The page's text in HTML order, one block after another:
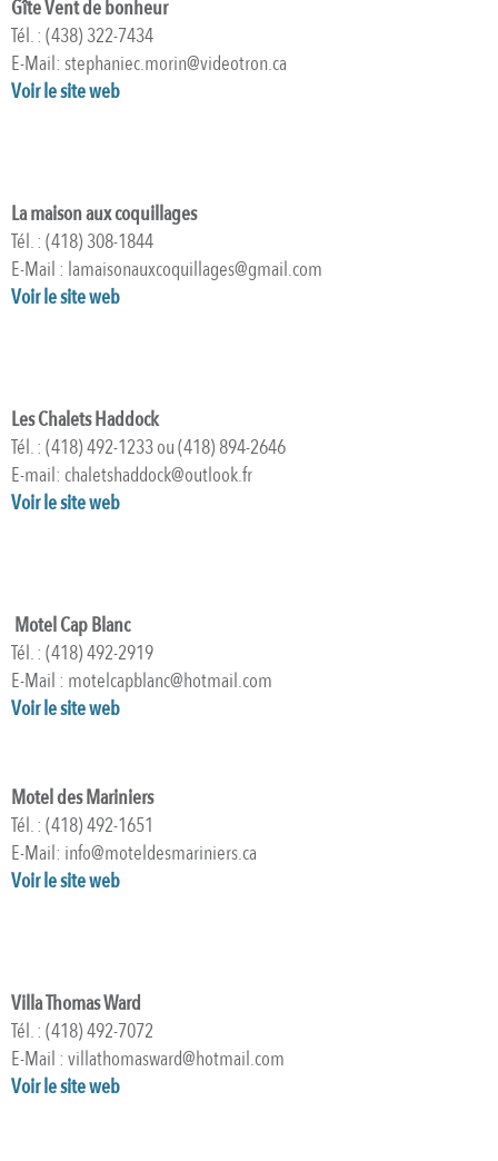
Gîte Vent de bonheur
Tél. : (438) 322-7434
E-Mail: stephaniec.morin@videotron.ca
Voir le site web
La maison aux coquillages
Tél. : (418) 308-1844
E-Mail : lamaisonauxcoquillages@gmail.com
Voir le site web
Les Chalets Haddock
Tél. : (418) 492-1233 ou (418) 894-2646
E-mail: chaletshaddock@outlook.fr
Voir le site web
Motel Cap Blanc
Tél. : (418) 492-2919
E-Mail : motelcapblanc@hotmail.com
Voir le site web
Motel des Mariniers
Tél. : (418) 492-1651
E-Mail: info@moteldesmariniers.ca
Voir le site web
Villa Thomas Ward
Tél. : (418) 492-7072
E-Mail : villathomasward@hotmail.com
Voir le site web